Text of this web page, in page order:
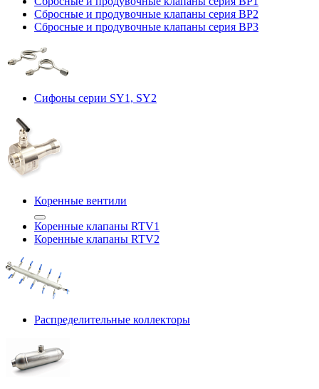
Сбросные и продувочные клапаны серия BP2
Сбросные и продувочные клапаны серия BP3
Сифоны серии SY1, SY2
Коренные вентили
Коренные клапаны RTV1
Коренные клапаны RTV2
Распределительные коллекторы